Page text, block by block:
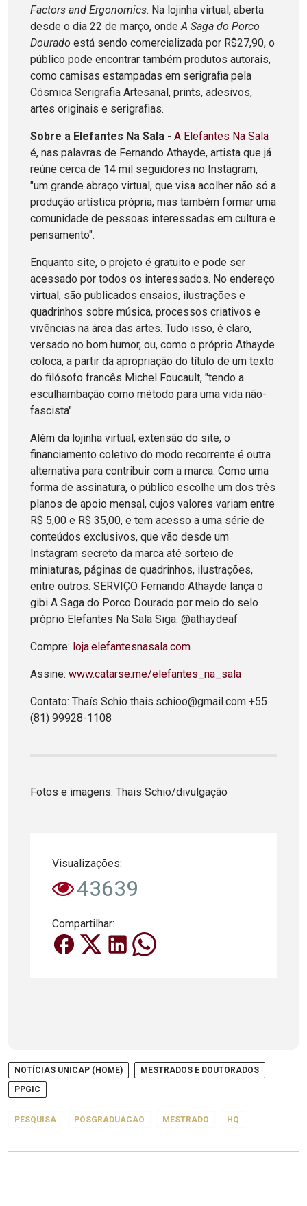
Factors and Ergonomics. Na lojinha virtual, aberta
desde o dia 22 de março, ondeA Saga do Porco
Dourado está sendo comercializada por R$27,90, o
público pode encontrar também produtos autorais,
como camisas estampadas em serigrafia pela
Cósmica Serigrafia Artesanal, prints, adesivos,
artes originais e serigrafias.
Sobre a Elefantes Na Sala - A Elefantes Na Sala
é, nas palavras de Fernando Athayde, artista que já
reúne cerca de 14 mil seguidores no Instagram,
"um grande abraço virtual, que visa acolher não só a
produção artística própria, mas também formar uma
comunidade de pessoas interessadas em cultura e
pensamento".
Enquanto site, o projeto é gratuito e pode ser
acessado por todos os interessados. No endereço
virtual, são publicados ensaios, ilustrações e
quadrinhos sobre música, processos criativos e
vivências na área das artes. Tudo isso, é claro,
versado no bom humor, ou, como o próprio Athayde
coloca, a partir da apropriação do título de um texto
do filósofo francês Michel Foucault, "tendo a
esculhambação como método para uma vida não-
fascista".
Além da lojinha virtual, extensão do site, o
financiamento coletivo do modo recorrente é outra
alternativa para contribuir com a marca. Como uma
forma de assinatura, o público escolhe um dos três
planos de apoio mensal, cujos valores variam entre
R$ 5,00 e R$ 35,00, e tem acesso a uma série de
conteúdos exclusivos, que vão desde um
Instagram secreto da marca até sorteio de
miniaturas, páginas de quadrinhos, ilustrações,
entre outros. SERVIÇO Fernando Athayde lança o
gibi A Saga do Porco Dourado por meio do selo
próprio Elefantes Na Sala Siga: @athaydeaf
Compre: loja.elefantesnasala.com
Assine: www.catarse.me/elefantes_na_sala
Contato: Thaís Schio thais.schioo@gmail.com +55
(81) 99928-1108
Fotos e imagens: Thais Schio/divulgação
Visualizações:
43639
Compartilhar:
NOTÍCIAS UNICAP (HOME)
MESTRADOS E DOUTORADOS
PPGIC
PESQUISA POSGRADUACAO MESTRADO HQ